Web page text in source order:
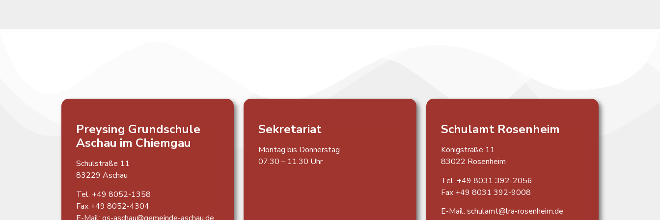
Preysing Grundschule
Aschau im Chiemgau
Schulstraße 11
83229 Aschau
Tel. +49 8052-1358
Fax +49 8052-4304
Sekretariat
Montag bis Donnerstag
07.30 – 11.30 Uhr
Schulamt Rosenheim
Königstraße 11
83022 Rosenheim
Tel. +49 8031 392-2056
Fax +49 8031 392-9008
E-Mail: schulamt@lra-rosenheim.de